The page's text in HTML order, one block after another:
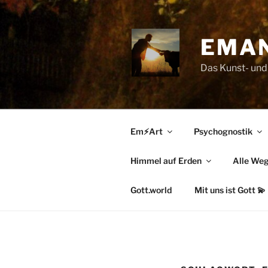
Zum
Inhalt
Das Kunst-
Em⚡Art Psychognostik
Himmel auf Erden Alle
Gott.world Mit uns ist Gott 💫